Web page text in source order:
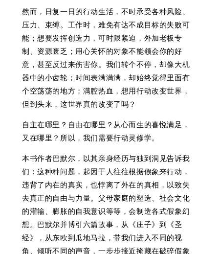
然而，日复一日的行动生活，不时承受各种风险、
压力、束缚。工作时，难免有达不成目标的失败可
能；想要发挥创造力，可时限紧迫，外加老板专
制、资源匮乏；用心关怀的对象不能领会你的好
意，甚至反过来伤害你。我们转个不停，却像大机
器中的小齿轮；时间表满满满，却始终觉得里面有
个空荡荡的地方；满腔热血，想用行动改变世界，
但到头来，这世界真的改变了吗？
自主在哪里？自由在哪里？从心而生的喜悦满足，
又在哪里？所以，我们需要行动灵修学。
本书作者巴默尔，以其亲身经历与独到洞见告诉我
们：这种种问题，起因于人往往根据假象来行动，
违背了内在的真实，也悖离了外在的真相，以致失
去真正的自由与力量。父母家庭的塑造、社会文化
的灌输、膨胀的自我意识等等，会制造各式假象幻
想。巴默尔并博引六篇故事，从《庄子》到《圣
经》，从东欧到瓜地马拉，带我们进入不同的视
角、倾听不同的声音，一步步接近掩藏在破碎假象